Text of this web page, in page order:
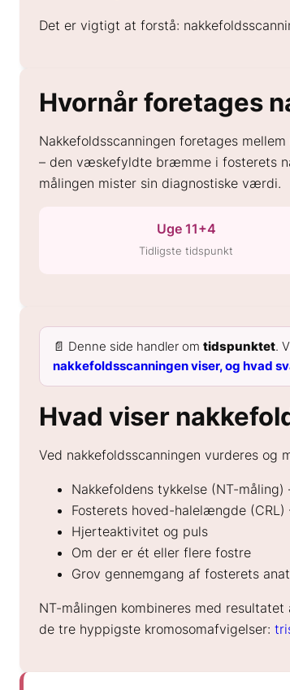
Det er vigtigt at forstå:
Hvornår foretages
Nakkefoldsscanningen foretages mellem
– den væskefyldte bræmme i fosterets
målingen mister sin diagnostiske værdi.
Uge 11+4
Tidligste tidspunkt
📄 Denne side handler om tidspunktet.
nakkefoldsscanningen viser, og hvad
Hvad viser
Ved nakkefoldsscanningen vurderes og
Nakkefoldens tykkelse (NT-
Fosterets hoved-halelængde
Hjerteaktivitet og puls
Om der er ét eller flere fostre
Grov gennemgang af fosterets
NT-målingen kombineres med
de tre hyppigste kromosomafvigelser: